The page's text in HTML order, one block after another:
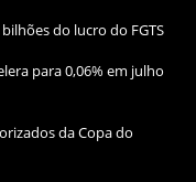
do lucro do FGTS
para 0,06% em julho
da Copa do